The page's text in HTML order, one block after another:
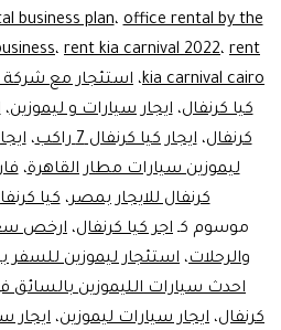
business plan،office rental by the
، rent kia carnival 2022، rent
kia carnival cairo، استئجار مع شركة
كيا كرنفال،ايجار سيارات و ليموزين،
كرنفال،ايجار كيا كرنفال 7 راكب ،
ليموزين سيارات مطار القاهرة،
كرنفال للايجار بمصر،كيا
موسوم كـ اجر كيا كرنفال، ارخص
والرحلات، استئجار ليموزين
احدث سيارات الليموزين
كرنفال، ايجار سيارات ليموزين، ايجار